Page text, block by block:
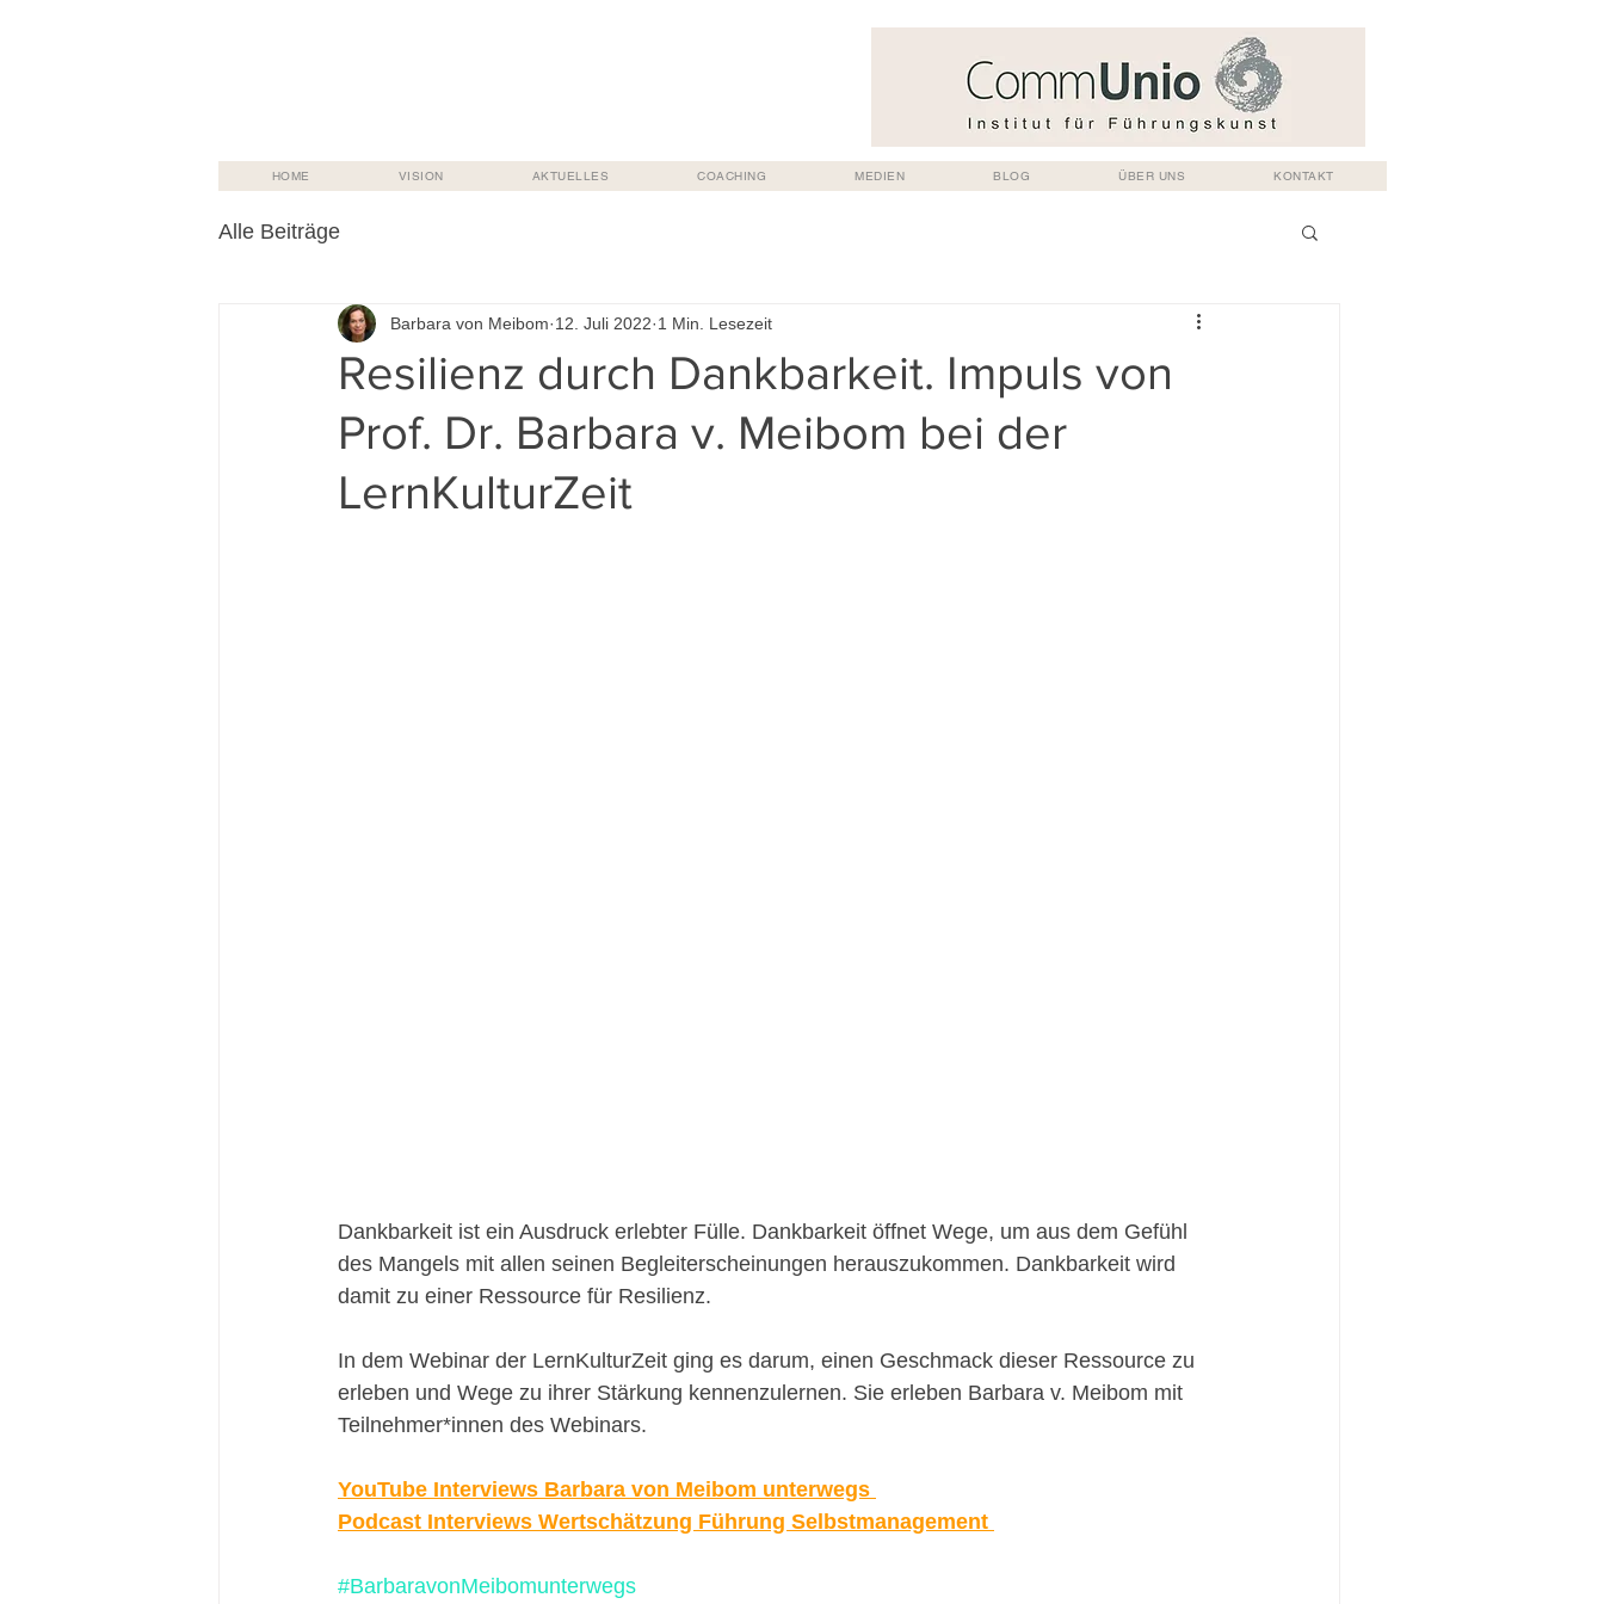
HOME VISION AKTUELLES COACHING MEDIEN BLOG ÜBER UNS KONTAKT
Alle Beiträge
Resilienz durch Dankbarkeit. Impuls von
Prof. Dr. Barbara v. Meibom bei der
LernKulturZeit
Barbara von Meibom 12. Juli 2022 1 Min. Lesezeit
Dankbarkeit ist ein Ausdruck erlebter Fülle. Dankbarkeit öffnet Wege, um aus dem Gefühl
des Mangels mit allen seinen Begleiterscheinungen herauszukommen. Dankbarkeit wird
damit zu einer Ressource für Resilienz.
In dem Webinar der LernKulturZeit ging es darum, einen Geschmack dieser Ressource zu
erleben und Wege zu ihrer Stärkung kennenzulernen. Sie erleben Barbara v. Meibom mit
Teilnehmer*innen des Webinars.
YouTube Interviews Barbara von Meibom unterwegs
Podcast Interviews Wertschätzung Führung Selbstmanagement
#BarbaravonMeibomunterwegs